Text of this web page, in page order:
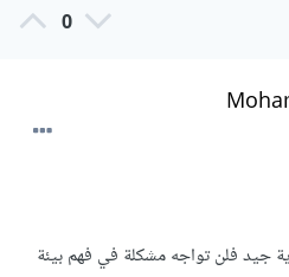
0
جيد فلن تواجه مشكلة في فهم بيئة